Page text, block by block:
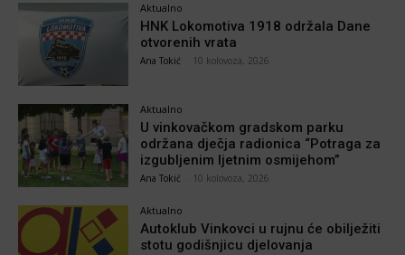
Aktualno
HNK Lokomotiva 1918 održala Dane
otvorenih vrata
Ana Tokić 10 kolovoza, 2026
Aktualno
U vinkovačkom gradskom parku
održana dječja radionica “Potraga za
izgubljenim ljetnim osmijehom”
Ana Tokić 10 kolovoza, 2026
Aktualno
Autoklub Vinkovci u rujnu će obilježiti
stotu godišnjicu djelovanja